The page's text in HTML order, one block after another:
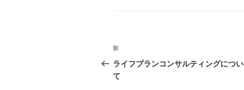
投
稿
ナ
前
の
投
前
ライフプランコンサルティングについ
て